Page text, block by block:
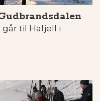
til Hafjell i